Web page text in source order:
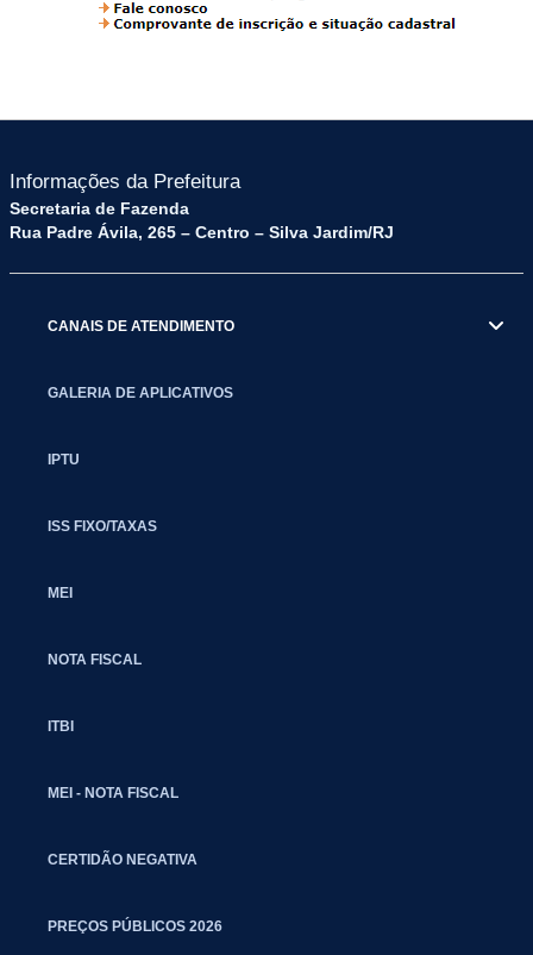
Informações da Prefeitura
Secretaria de Fazenda
Rua Padre Ávila, 265 – Centro – Silva Jardim/RJ
CANAIS DE ATENDIMENTO
GALERIA DE APLICATIVOS
IPTU
ISS FIXO/TAXAS
MEI
NOTA FISCAL
ITBI
MEI - NOTA FISCAL
CERTIDÃO NEGATIVA
PREÇOS PÚBLICOS 2026